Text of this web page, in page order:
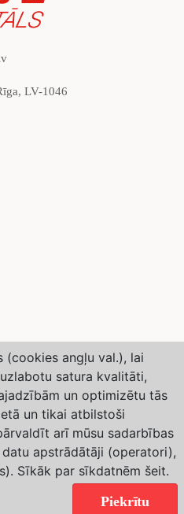
LV-1046
by the Norwegian
NRK
“SaimnieksLV”. All
(cookies angļu val.), lai
satura kvalitāti,
un optimizētu tās
un tikai atbilstoši
arī mūsu sadarbības
apstrādātāji (operatori),
Sīkāk par sīkdatnēm šeit.
Piekrītu